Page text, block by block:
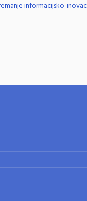
informacijsko-